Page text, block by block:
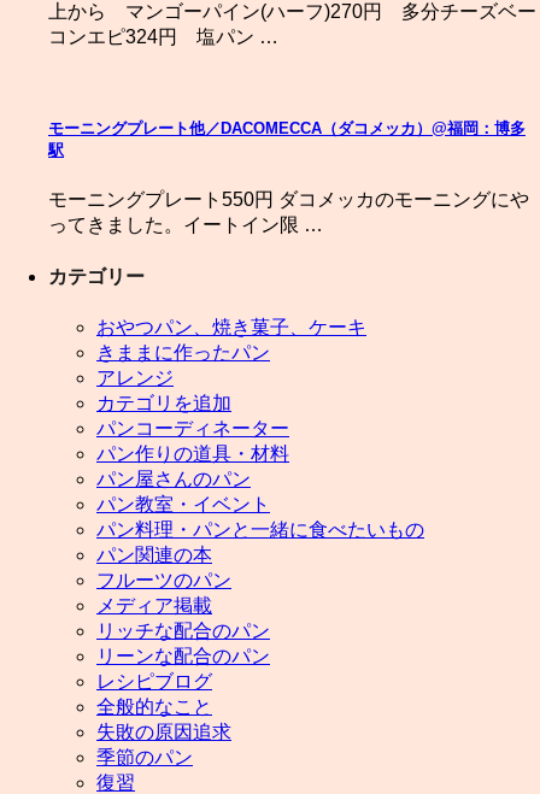
上から マンゴーパイン(ハーフ)270円 多分チーズベー
コンエピ324円 塩パン …
モーニングプレート他／DACOMECCA（ダコメッカ）@福岡：博多
駅
モーニングプレート550円 ダコメッカのモーニングにや
ってきました。イートイン限 …
カテゴリー
おやつパン、焼き菓子、ケーキ
きままに作ったパン
アレンジ
カテゴリを追加
パンコーディネーター
パン作りの道具・材料
パン屋さんのパン
パン教室・イベント
パン料理・パンと一緒に食べたいもの
パン関連の本
フルーツのパン
メディア掲載
リッチな配合のパン
リーンな配合のパン
レシピブログ
全般的なこと
失敗の原因追求
季節のパン
復習